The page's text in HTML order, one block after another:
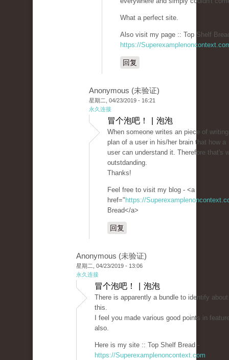
What a perfect site.
Also visit my page :: Top Shelf
https://
回复
Anonymous (未验证)
星期二, 04/23/2019 - 16:21
永久连接
冒个泡吧！ | 泡泡
When someone writes an piece of
plan of a user in his/her brain that how a
user can understand it. Therefore that's
outstdanding.
Thanks!
Feel free to visit my blog - <a
href=" https://
Bread</a>
回复
Anonymous (未验证)
星期二, 04/23/2019 - 13:06
永久连接
冒个泡吧！ | 泡泡
There is apparently a bundle to identify about
this.
I feel you made various good points in
also.
Here is my site :: Top Shelf Bread -
https://Superexamplenoncontext.com